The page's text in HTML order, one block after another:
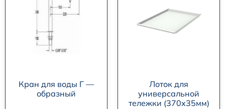
Кран для воды Г —
образный
Лоток для
универсальной
тележки (370х35мм)